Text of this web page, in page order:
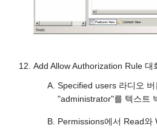
Add Allow Authorization Rule 대
Specified users 라디오
"administrator"를 텍스트
Permissions에서 Read와